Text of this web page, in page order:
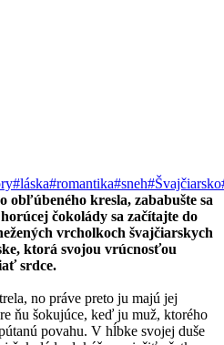
#láska#romantika#sneh#Švajčiarsko
obľúbeného kresla, zababušte sa
čokolády sa začítajte do
vrcholkoch švajčiarskych
ktorá svojou vrúcnosťou
srdce.
no práve preto ju majú jej
ňu šokujúce, keď ju muž, ktorého
povahu. V hĺbke svojej duše